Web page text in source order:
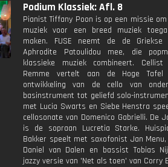
Podium Klassiek: Afl. 8
Pianist Tiffany Poon is op een missie
muziek voor een breed muziek
maken. FUSE neemt de de Griekse
Aphrodite Patoulidou mee, die
klassieke muziek combineert. Cellist
Remme vertelt aan de Hoge
ontwikkeling van de cello van
basinstrument tot geliefd solo-
met Lucia Swarts en Siebe Henstra
cellosonate van Domenico Gabrielli. De
is de sopraan Lucretia Starke.
Bakker speelt met saxofonist Jan
Daniel van Dalen en bassist Tobias
jazzy versie van 'Net als toen' van Corry